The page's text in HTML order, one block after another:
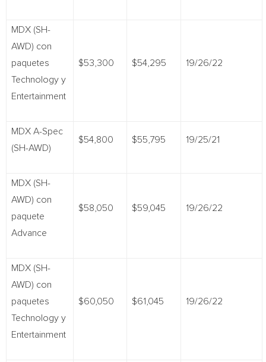
MDX (SH-
AWD) con
paquetes
Technology y
Entertainment
$53,300 $54,295 19/26/22
MDX A-Spec
(SH-AWD)
$54,800 $55,795 19/25/21
MDX (SH-
AWD) con
paquete
Advance
$58,050 $59,045 19/26/22
MDX (SH-
AWD) con
paquetes
Technology y
Entertainment
$60,050 $61,045 19/26/22